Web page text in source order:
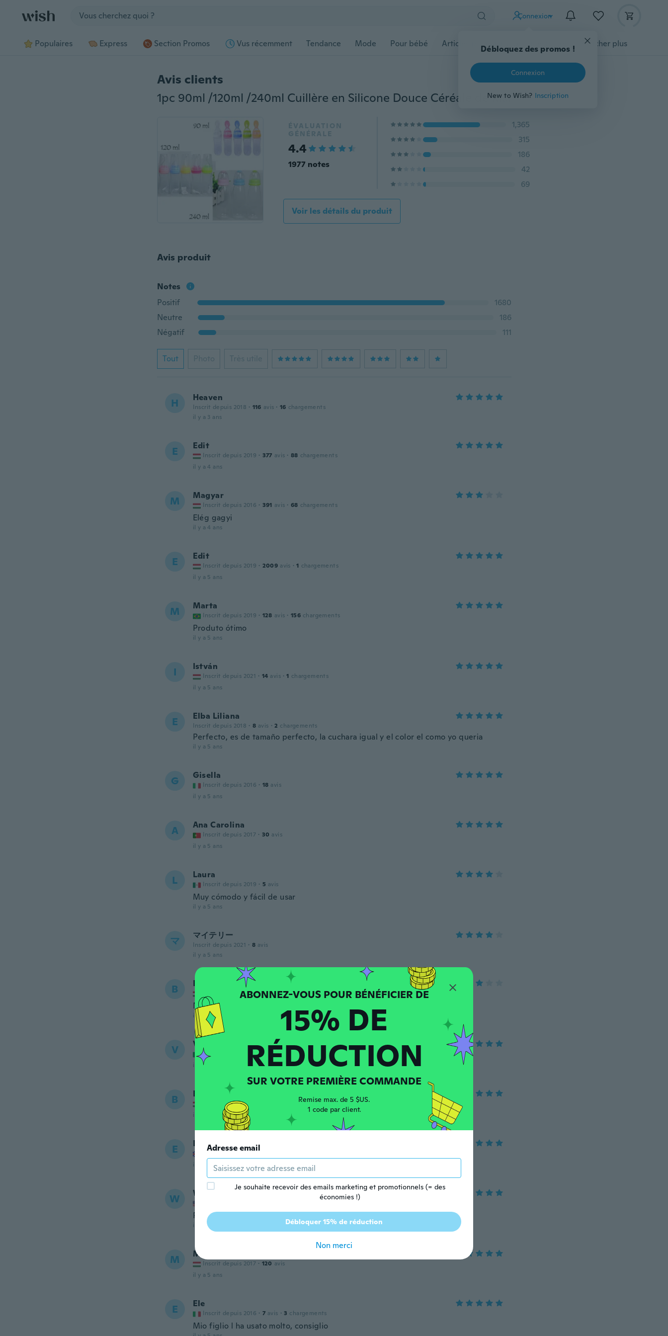
Connexion
Débloquez des promos !
Connexion
New to Wish? Inscription
Populaires Express Section Promos Vus récemment Tendance Mode Pour bébé Articles pour animaux domestiques Afficher plus
Avis clients
1pc 90ml /120ml /240ml Cuillère en Silicone Douce Céréale de Riz pour Bébé Biberon Supplément Alimentaire de Sevrage
ÉVALUATION
GÉNÉRALE
4.4
1977 notes
1,365
315
186
42
69
Voir les détails du produit
Avis produit
Notes
Positif
1680
Neutre
186
Négatif
111
Tout Photo Très utile
H Heaven
Inscrit depuis 2018 · 116 avis · 16 chargements
il y a 3 ans
E Edit
Inscrit depuis 2019 · 377 avis · 88 chargements
il y a 4 ans
M Magyar
Inscrit depuis 2016 · 391 avis · 68 chargements
Elég gagyi
il y a 4 ans
E Edit
Inscrit depuis 2019 · 2009 avis · 1 chargements
il y a 5 ans
M Marta
Inscrit depuis 2019 · 128 avis · 156 chargements
Produto ótimo
il y a 5 ans
I István
Inscrit depuis 2021 · 14 avis · 1 chargements
il y a 5 ans
E Elba Liliana
Inscrit depuis 2018 · 8 avis · 2 chargements
Perfecto, es de tamaño perfecto, la cuchara igual y el color el como yo queria
il y a 5 ans
G Gisella
Inscrit depuis 2016 · 18 avis
il y a 5 ans
A Ana Carolina
Inscrit depuis 2017 · 30 avis
il y a 5 ans
L Laura
Inscrit depuis 2019 · 5 avis
Muy cómodo y fácil de usar
il y a 5 ans
マ マイテリー
Inscrit depuis 2021 · 8 avis
il y a 5 ans
B Bergendy
Inscrit depuis 2016 · 9 avis · 1 chargements
Nagy a kanál, kicsi a kupak! :) Minden más jó
il y a 5 ans
V Valeria
Inscrit depuis 2017 · 6
avis
il y a 5 ans
B Brigitta
Inscrit depuis 2017
chargements
il y a 5 ans
E Edith Okuonghae
Inscrit depuis 2016 ·
il y a 5 ans
W Wanda
Perfect for my granddaughter
il y a 5 ans
M Mercii
Inscrit depuis 2017 · 120 avis
il y a 5 ans
E Ele
Inscrit depuis 2016 · 7 avis · 3 chargements
Mio figlio l ha usato molto, consiglio
15% DE
RÉDUCTION
SUR VOTRE PREMIÈRE COMMANDE
Remise max. de 5 $US.
1 code par client.
Adresse email
Je souhaite recevoir des emails marketing et promotionnels (= des
économies !)
Débloquer 15% de réduction
Non merci